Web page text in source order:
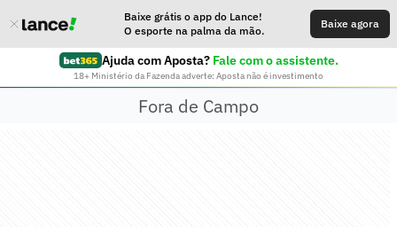
Baixe grátis o app do Lance!
O esporte na palma da mão.
Baixe agora
Ajuda com Aposta? Fale com o assistente.
18+ Ministério da Fazenda adverte: Aposta não é investimento
Fora de Campo